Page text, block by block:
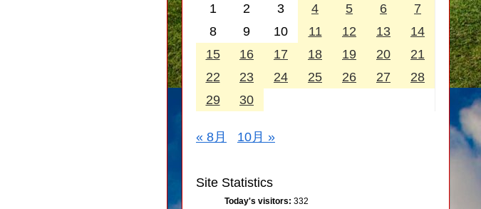
1
2 3 4 5 6
7
8
9 10 11 12 13
14
15
16 17 18 19 20
21
22
23 24 25 26 27
28
29
30
« 8月 10月 »
Site Statistics
Today's visitors: 332